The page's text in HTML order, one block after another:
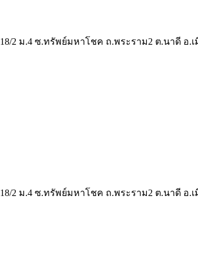
18/2 ม.4 ซ.ทรัพย์มหาโชค ถ.พระราม2 ต.นาดี อ.
18/2 ม.4 ซ.ทรัพย์มหาโชค ถ.พระราม2 ต.นาดี อ.